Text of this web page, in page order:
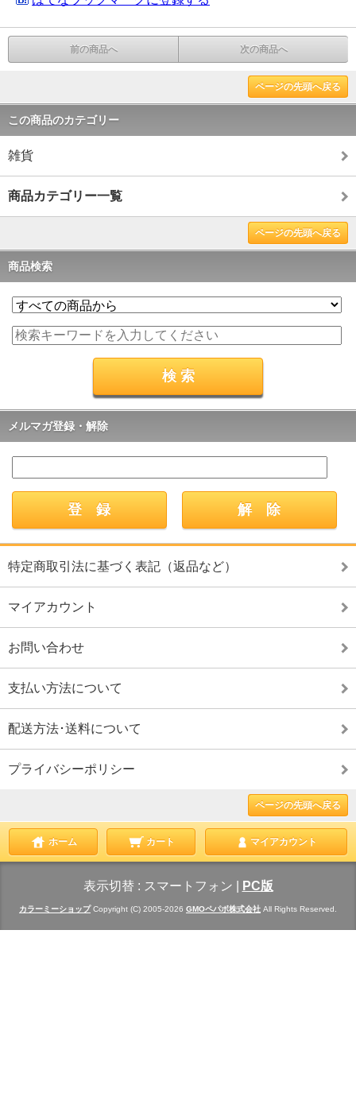
前の商品へ 次の商品へ
ページの先頭へ戻る
この商品のカテゴリー
雑貨
商品カテゴリー一覧
ページの先頭へ戻る
商品検索
メルマガ登録・解除
特定商取引法に基づく表記（返品など）
マイアカウント
お問い合わせ
支払い方法について
配送方法･送料について
プライバシーポリシー
ページの先頭へ戻る
ホーム カート マイアカウント
表示切替 : スマートフォン PC版
カラーミーショップCopyright (C) 2005-2026 GMOペパボ株式会社 All Rights Reserved.